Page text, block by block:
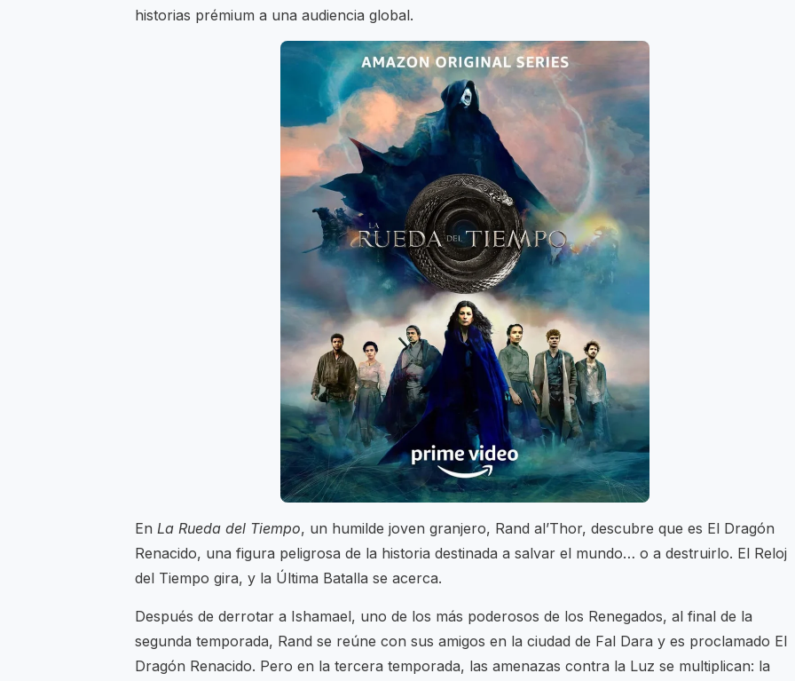
historias prémium a una audiencia global.
En La Rueda del Tiempo, un humilde joven granjero, Rand al’Thor, descubre que es El Dragón
Renacido, una figura peligrosa de la historia destinada a salvar el mundo… o a destruirlo. El Reloj
del Tiempo gira, y la Última Batalla se acerca.
Después de derrotar a Ishamael, uno de los más poderosos de los Renegados, al final de la
segunda temporada, Rand se reúne con sus amigos en la ciudad de Fal Dara y es proclamado El
Dragón Renacido. Pero en la tercera temporada, las amenazas contra la Luz se multiplican: la